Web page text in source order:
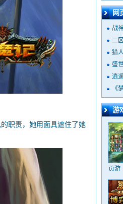
职责，她用面具遮住了她
网
战
二
猎
盛
逍
《
游
页游